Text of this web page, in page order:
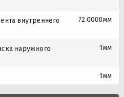
внутреннего
72.0000мм
наружного
1мм
1мм